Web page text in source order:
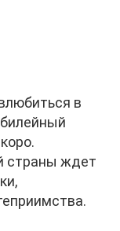
в
страны ждет